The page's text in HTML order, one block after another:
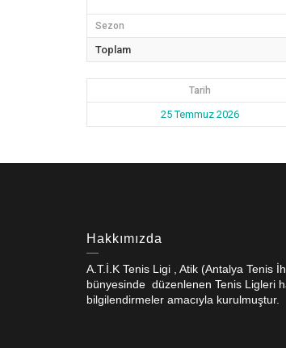
Sezon
Toplam
Tarih
25 Temmuz 2026
Hakkımızda
A.T.İ.K Tenis Ligi , Atik (Antalya Tenis
bünyesinde düzenlenen Tenis Ligleri
bilgilendirmeler amacıyla kurulmuştur.